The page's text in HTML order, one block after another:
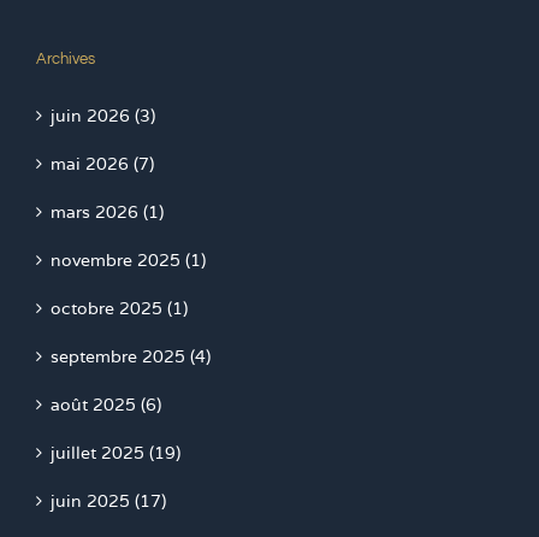
Archives
juin 2026 (3)
mai 2026 (7)
mars 2026 (1)
novembre 2025 (1)
octobre 2025 (1)
septembre 2025 (4)
août 2025 (6)
juillet 2025 (19)
juin 2025 (17)